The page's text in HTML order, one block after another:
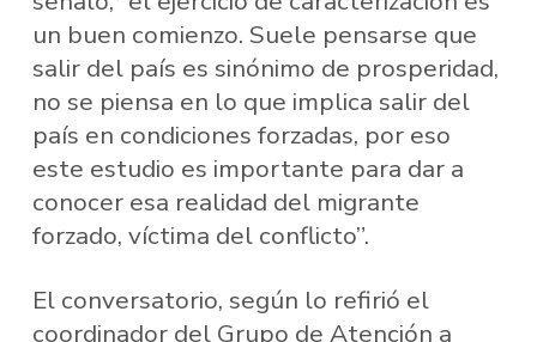
un buen comienzo. Suele pensarse que
salir del país es sinónimo de prosperidad,
no se piensa en lo que implica salir del
país en condiciones forzadas, por eso
este estudio es importante para dar a
conocer esa realidad del migrante
forzado, víctima del conflicto”.
El conversatorio, según lo refirió el
coordinador del Grupo de Atención a